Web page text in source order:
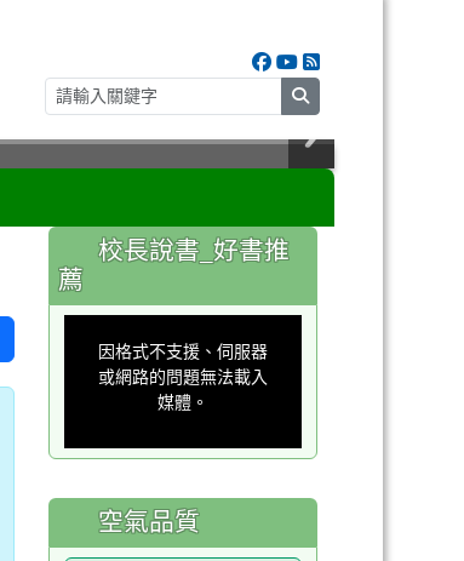
search
:::
校長說書_好書推
薦
window.
因格式不支援、伺服器
或網路的問題無法載入
媒體。
空氣品質